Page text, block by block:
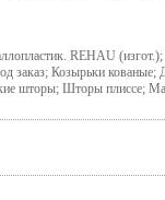
REHAU
Козырьки кованые;
шторы; Шторы плиссе;